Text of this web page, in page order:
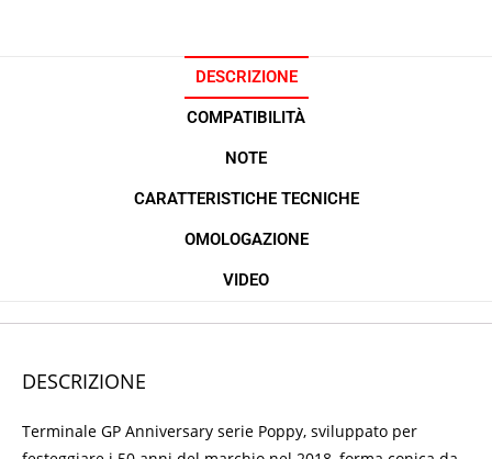
DESCRIZIONE
COMPATIBILITÀ
NOTE
CARATTERISTICHE TECNICHE
OMOLOGAZIONE
VIDEO
DESCRIZIONE
Terminale GP Anniversary serie Poppy, sviluppato per